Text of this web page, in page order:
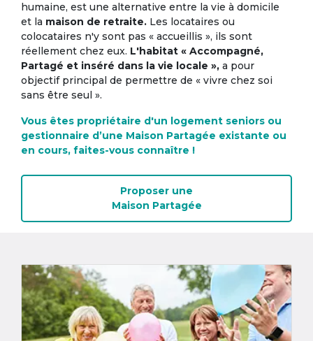
humaine, est une alternative entre la vie à domicile
et la maison de retraite. Les locataires ou
colocataires n'y sont pas « accueillis », ils sont
réellement chez eux. L'habitat « Accompagné,
Partagé et inséré dans la vie locale », a pour
objectif principal de permettre de « vivre chez soi
sans être seul ».
Vous êtes propriétaire d'un logement seniors ou
gestionnaire d’une Maison Partagée existante ou
en cours, faites-vous connaître !
Proposer une
Maison Partagée